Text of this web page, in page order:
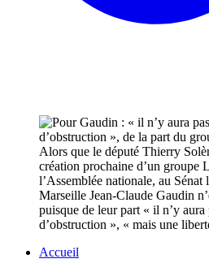
Alors que le député Thierry
création prochaine d’un groupe
l’Assemblée nationale, au Sénat
Marseille Jean-Claude Gaudin
puisque de leur part « il n’y
d’obstruction », « mais une
Accueil